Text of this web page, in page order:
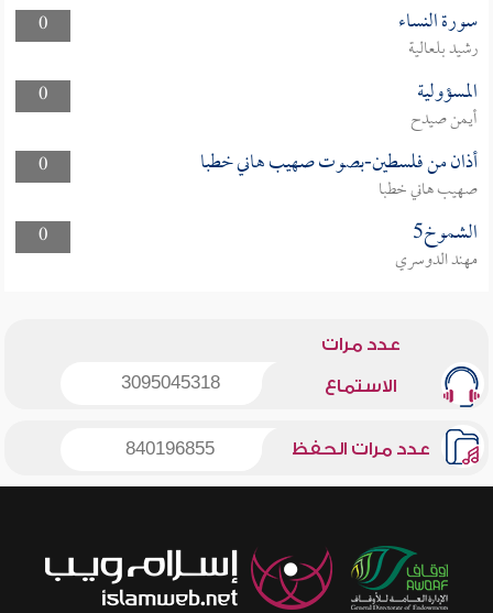
0
سورة النساء
رشيد بلعالية
0
المسؤولية
أيمن صيدح
0
أذان من فلسطين-بصوت صهيب هاني خطبا
صهيب هاني خطبا
0
الشموخ5
مهند الدوسري
عدد مرات
الاستماع 3095045318
عدد مرات الحفظ 840196855